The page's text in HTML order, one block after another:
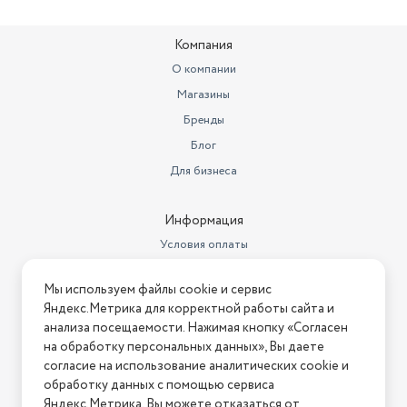
нет
Максимальное время отсрочки
76 дБ
Вес в транспортной упаковке
61 кг
Габариты с упаковкой (ШхГхВ)
60х42х86 см
Вес товара в упаковке, (кг)
54.2
Дата окончания действия
Компания
О компании
Магазины
Бренды
Блог
Для бизнеса
Информация
Условия оплаты
Условия возврата
Нашли ошибку на сайте? Напишите нам
2026 © Интернет-магазин "АстМаркет". У нас есть всё!
Мы используем файлы cookie и сервис
Яндекс.Метрика для корректной работы сайта и
анализа посещаемости. Нажимая кнопку «Согласен
на обработку персональных данных», Вы даете
согласие на использование аналитических cookie и
обработку данных с помощью сервиса